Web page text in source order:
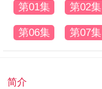
第01集 第02集
第06集 第07集
简介